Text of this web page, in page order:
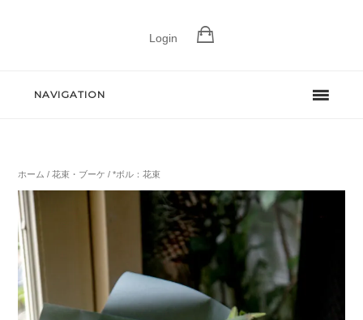
Login
NAVIGATION
ホーム /花束・ブーケ / *ボル：花束